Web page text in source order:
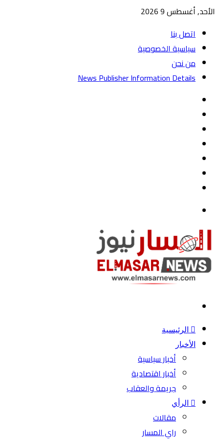
الأحد, أغسطس 9 2026
اتصل بنا
سياسية الخصوصية
من نحن
News Publisher Information Details
الرئيسية
الأخبار
أخبار سياسية
أخبار اقتصادية
جريمة والعقاب
الرأي
مقالات
راي المسار